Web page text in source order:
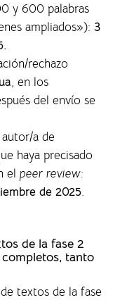
y 600 palabras
ampliados»): 3
rechazo
, en los
del envío se
a de
haya precisado
el peer review:
de 2025.
de la fase 2
tanto
textos de la fase